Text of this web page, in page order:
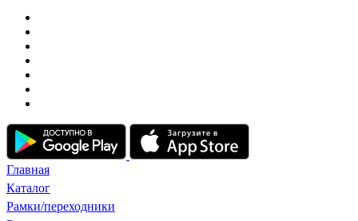
Главная
Каталог
Рамки/переходники